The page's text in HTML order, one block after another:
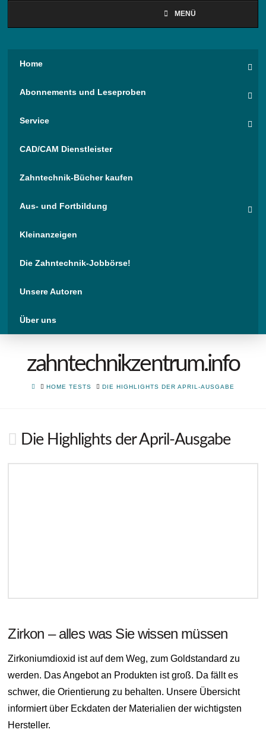
MENÜ
Home
Abonnements und Leseproben
Service
CAD/CAM Dienstleister
Zahntechnik-Bücher kaufen
Aus- und Fortbildung
Kleinanzeigen
Die Zahntechnik-Jobbörse!
Unsere Autoren
Über uns
zahntechnikzentrum.info
HOMEHOME TESTS DIE HIGHLIGHTS DER APRIL-AUSGABE
Die Highlights der April-Ausgabe
Zirkon – alles was Sie wissen müssen
Zirkoniumdioxid ist auf dem Weg, zum Goldstandard zu
werden. Das Angebot an Produkten ist groß. Da fällt es
schwer, die Orientierung zu behalten. Unsere Übersicht
informiert über Eckdaten der Materialien der wichtigsten
Hersteller.